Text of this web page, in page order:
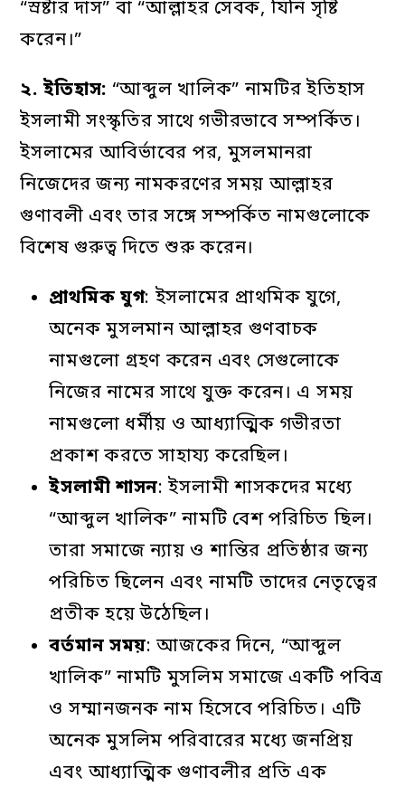
“স্রষ্টার দাস” বা “আল্লাহর সেবক, যিনি সৃষ্টি
করেন।”
২. ইতিহাস: “আব্দুল খালিক” নামটির ইতিহাস
ইসলামী সংস্কৃতির সাথে গভীরভাবে সম্পর্কিত।
ইসলামের আবির্ভাবের পর, মুসলমানরা
নিজেদের জন্য নামকরণের সময় আল্লাহর
গুণাবলী এবং তার সঙ্গে সম্পর্কিত নামগুলোকে
বিশেষ গুরুত্ব দিতে শুরু করেন।
প্রাথমিক যুগ: ইসলামের প্রাথমিক যুগে,
অনেক মুসলমান আল্লাহর গুণবাচক
নামগুলো গ্রহণ করেন এবং সেগুলোকে
নিজের নামের সাথে যুক্ত করেন। এ সময়
নামগুলো ধর্মীয় ও আধ্যাত্মিক গভীরতা
প্রকাশ করতে সাহায্য করেছিল।
ইসলামীশাসন: ইসলামী শাসকদের মধ্যে
“আব্দুল খালিক” নামটি বেশ পরিচিত ছিল।
তারা সমাজে ন্যায় ও শান্তির প্রতিষ্ঠার জন্য
পরিচিত ছিলেন এবং নামটি তাদের নেতৃত্বের
প্রতীক হয়ে উঠেছিল।
বর্তমান সময়: আজকের দিনে, “আব্দুল
খালিক” নামটি মুসলিম সমাজে একটি পবিত্র
ও সম্মানজনক নাম হিসেবে পরিচিত। এটি
অনেক মুসলিম পরিবারের মধ্যে জনপ্রিয়
এবং আধ্যাত্মিক গুণাবলীর প্রতি এক